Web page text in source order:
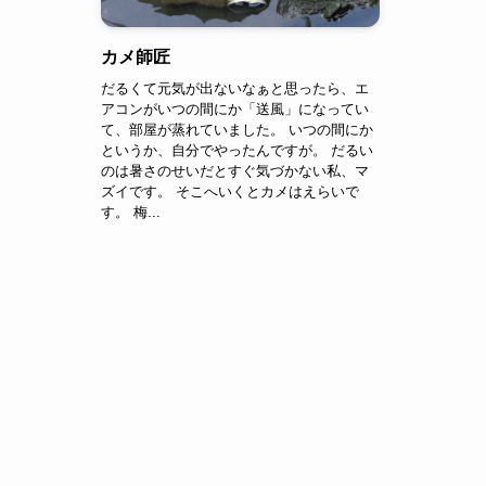
カメ師匠
だるくて元気が出ないなぁと思ったら、エ
アコンがいつの間にか「送風」になってい
て、部屋が蒸れていました。 いつの間にか
というか、自分でやったんですが。 だるい
のは暑さのせいだとすぐ気づかない私、マ
ズイです。 そこへいくとカメはえらいで
す。 梅...